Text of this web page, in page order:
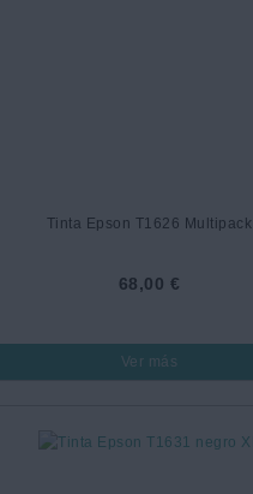
Tinta Epson T1626 Multipack
68,00 €
Ver más